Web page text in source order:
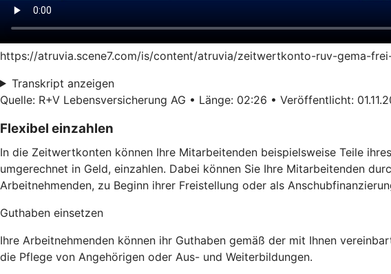
https://atruvia.scene7.com/is/content/atruvia/zeitwertkonto-ruv-gema-
Transkript anzeigen
Quelle: R+V Lebensversicherung AG • Länge: 02:26 • Veröffentlicht:
Flexibel einzahlen
In die Zeitwertkonten können Ihre Mitarbeitenden beispielsweise Teile
umgerechnet in Geld, einzahlen. Dabei können Sie Ihre Mitarbeitenden
Arbeitnehmenden, zu Beginn ihrer Freistellung oder als
Guthaben einsetzen
Ihre Arbeitnehmenden können ihr Guthaben gemäß der mit Ihnen
die Pflege von Angehörigen oder Aus- und Weiterbildungen.